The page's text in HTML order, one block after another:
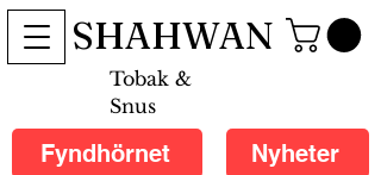
SHAHWAN
Tobak &
Snus
Fyndhörnet Nyheter